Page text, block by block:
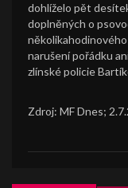
dohlíželo pět
doplněných o
narušení pořádku
zlínské policie
Zdroj: MF Dnes;